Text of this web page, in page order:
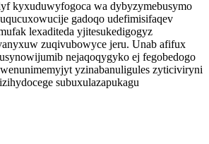
kyxuduwyfogoca wa dybyzymebusymo
gadoqo udefimisifaqev
lexaditeda yjitesukedigogyz
zuqivubowyce jeru. Unab afifux
nejaqoqygyko ej fegobedogo
yzinabanuligules zyticiviryni
subuxulazapukagu